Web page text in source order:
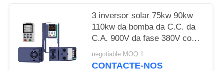
3 inversor solar 75kw 90kw
110kw da bomba da C.C. da
C.A. 900V da fase 380V com
MPPT
negotiable MOQ:1
CONTACTE-NOS